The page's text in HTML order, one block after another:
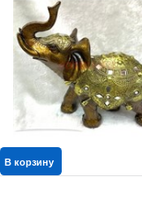
В корзину